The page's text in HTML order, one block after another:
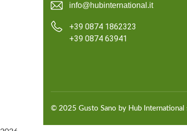
info@hubinternational.it
+39 0874 1862323
+39 0874 63941
© 2025 Gusto Sano by Hub International